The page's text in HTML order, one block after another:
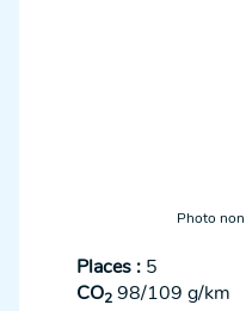
Photo
Places : 5
CO2 98/109 g/km